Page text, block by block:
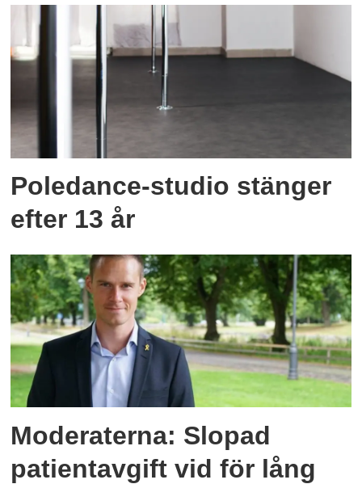
Poledance-studio stänger
efter 13 år
Moderaterna: Slopad
patientavgift vid för lång